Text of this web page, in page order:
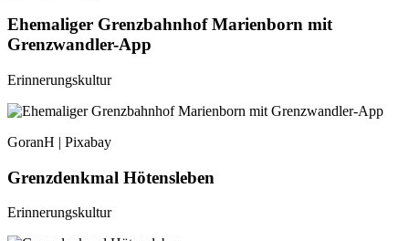
Ehemaliger Grenzbahnhof Marienborn mit
Grenzwandler-App
Erinnerungskultur
GoranH | Pixabay
Grenzdenkmal Hötensleben
Erinnerungskultur